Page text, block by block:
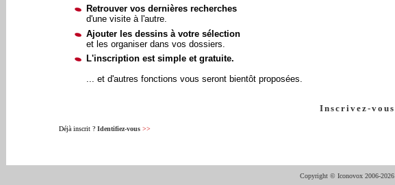
Retrouver vos dernières recherches
d'une visite à l'autre.
Ajouter les dessins à votre sélection
et les organiser dans vos dossiers.
L'inscription est simple et gratuite.
... et d'autres fonctions vous seront bientôt proposées.
Inscrivez-vous
Déjà inscrit ? Identifiez-vous >>
Copyright © Iconovox 2006-2026